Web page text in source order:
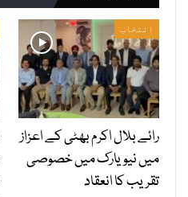
انتخاب
رائے بلال اکرم بھٹی کے اعزاز
میں نیویارک میں خصوصی
تقریب کا انعقاد